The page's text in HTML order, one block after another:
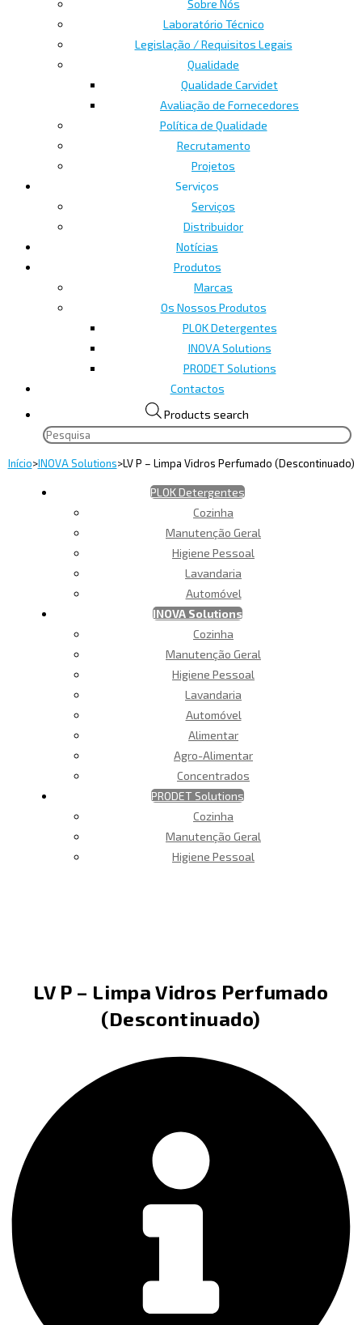
Sobre Nós
Laboratório Técnico
Legislação / Requisitos Legais
Qualidade
Qualidade Carvidet
Avaliação de Fornecedores
Política de Qualidade
Recrutamento
Projetos
Serviços
Serviços
Distribuidor
Notícias
Produtos
Marcas
Os Nossos Produtos
PLOK Detergentes
INOVA Solutions
PRODET Solutions
Contactos
Products search
Início>INOVA Solutions>LV P – Limpa Vidros Perfumado (Descontinuado)
PLOK Detergentes
Cozinha
Manutenção Geral
Higiene Pessoal
Lavandaria
Automóvel
INOVA Solutions
Cozinha
Manutenção Geral
Higiene Pessoal
Lavandaria
Automóvel
Alimentar
Agro-Alimentar
Concentrados
PRODET Solutions
Cozinha
Manutenção Geral
Higiene Pessoal
LV P – Limpa Vidros Perfumado
(Descontinuado)